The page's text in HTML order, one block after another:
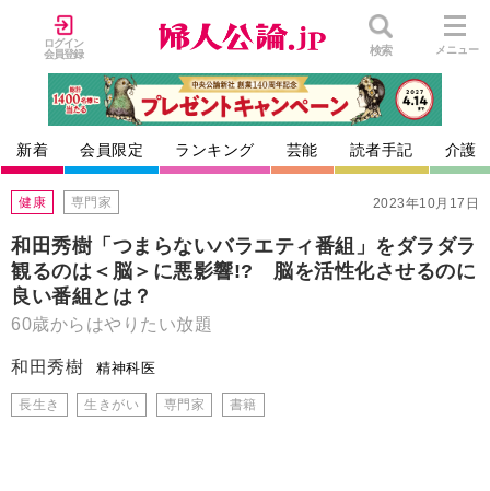
ログイン
会員登録
検索 メニュー
新着 会員限定 ランキング 芸能 読者手記 介護
2023年10月17日
健康 専門家
和田秀樹「つまらないバラエティ番組」をダラダラ
観るのは＜脳＞に悪影響!? 脳を活性化させるのに
良い番組とは？
60歳からはやりたい放題
和田秀樹 精神科医
長生き 生きがい 専門家 書籍